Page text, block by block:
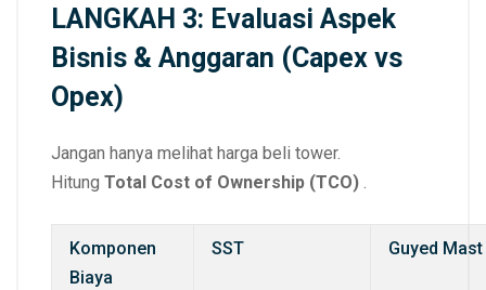
LANGKAH 3: Evaluasi Aspek
Bisnis & Anggaran (Capex vs
Opex)
Jangan hanya melihat harga beli tower.
Hitung Total Cost of Ownership (TCO) .
Komponen
Biaya
SST Guyed Mast